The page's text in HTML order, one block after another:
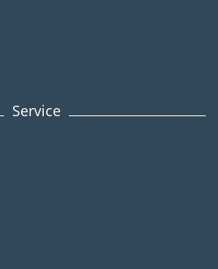
Service